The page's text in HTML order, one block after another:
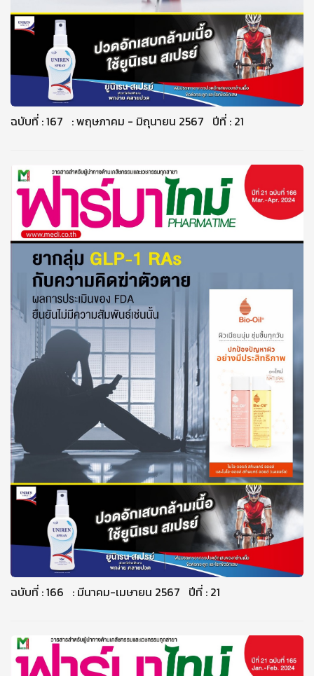
ฉบับที่ : 167 : พฤษภาคม - มิถุนายน 2567 ปีที่ : 21
ฉบับที่ : 166 : มีนาคม-เมษายน 2567 ปีที่ : 21